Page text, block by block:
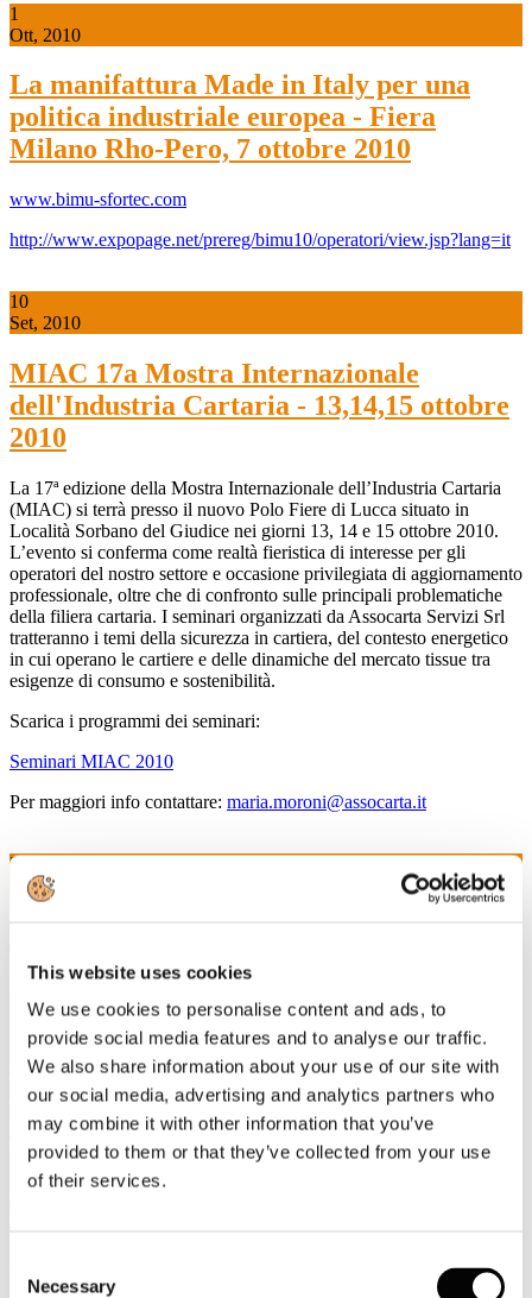
This website uses cookies
We use cookies to personalise content and ads, to
provide social media features and to analyse our traffic.
We also share information about your use of our site with
our social media, advertising and analytics partners who
may combine it with other information that you’ve
provided to them or that they’ve collected from your use
of their services.
Selection
Necessary
1
Ott, 2010
La manifattura Made in Italy per una
politica industriale europea - Fiera
Milano Rho-Pero, 7 ottobre 2010
www.bimu-sfortec.com
http://www.expopage.net/prereg/bimu10/operatori/view.jsp?lang=it
10
Set, 2010
MIAC 17a Mostra Internazionale
dell'Industria Cartaria - 13,14,15 ottobre
2010
La 17ª edizione della Mostra Internazionale dell’Industria Cartaria
(MIAC) si terrà presso il nuovo Polo Fiere di Lucca situato in
Località Sorbano del Giudice nei giorni 13, 14 e 15 ottobre 2010.
L’evento si conferma come realtà fieristica di interesse per gli
operatori del nostro settore e occasione privilegiata di aggiornamento
professionale, oltre che di confronto sulle principali problematiche
della filiera cartaria. I seminari organizzati da Assocarta Servizi Srl
tratteranno i temi della sicurezza in cartiera, del contesto energetico
in cui operano le cartiere e delle dinamiche del mercato tissue tra
esigenze di consumo e sostenibilità.
Scarica i programmi dei seminari:
Seminari MIAC 2010
Per maggiori info contattare: maria.moroni@assocarta.it
3
Set, 2010
carta/cartone e gestione del sistema
produttivo"
Sono aperte le iscrizioni al Master 2010/2011 in "Produzione della
carta/cartone e gestione del sistema produttivo", giunto quest'anno
alla sua ottava edizione.
Le iscrizioni per il nuovo Anno Accademico scadranno
ottobre p.v.
Per maggiori informazioni rivolgersi a: